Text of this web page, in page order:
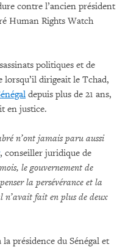
contre l’ancien président
Human Rights Watch
politiques et de
lorsqu’il dirigeait le Tchad,
depuis plus de 21 ans,
en justice.
n’ont jamais paru aussi
, conseiller juridique de
le gouvernement de
la persévérance et la
n’avait fait en plus de deux
présidence du Sénégal et